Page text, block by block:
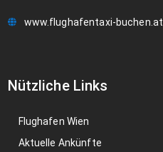
www.flughafentaxi-buchen.at
Nützliche Links
Flughafen Wien
Aktuelle Ankünfte